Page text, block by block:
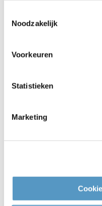
Noodzakelijk
Voorkeuren
Statistieken
Marketing
04-03-2025
Bekijken
DUO Spreekuur
Zwanenburg